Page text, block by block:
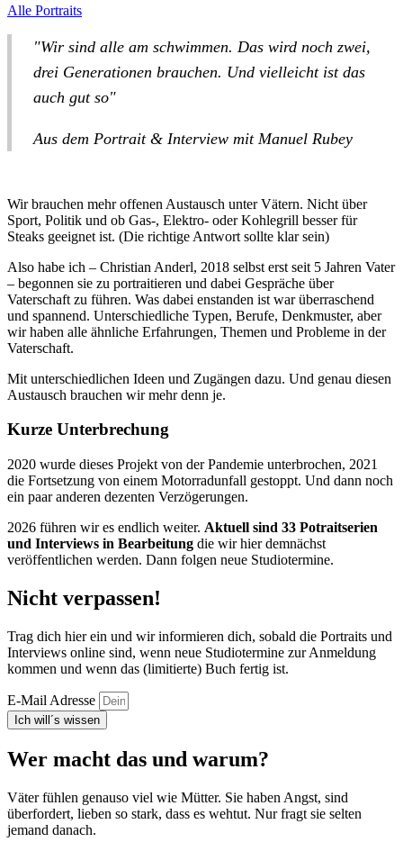
Alle Portraits
"Wir sind alle am schwimmen. Das wird noch zwei,
drei Generationen brauchen. Und vielleicht ist das
auch gut so"​
Aus dem Portrait & Interview mit Manuel Rubey​
Wir brauchen mehr offenen Austausch unter Vätern. Nicht über
Sport, Politik und ob Gas-, Elektro- oder Kohlegrill besser für
Steaks geeignet ist. (Die richtige Antwort sollte klar sein)
Also habe ich – Christian Anderl, 2018 selbst erst seit 5 Jahren Vater
– begonnen sie zu portraitieren und dabei Gespräche über
Vaterschaft zu führen. Was dabei enstanden ist war überraschend
und spannend. Unterschiedliche Typen, Berufe, Denkmuster, aber
wir haben alle ähnliche Erfahrungen, Themen und Probleme in der
Vaterschaft.
Mit unterschiedlichen Ideen und Zugängen dazu. Und genau diesen
Austausch brauchen wir mehr denn je.
Kurze Unterbrechung
2020 wurde dieses Projekt von der Pandemie unterbrochen, 2021
die Fortsetzung von einem Motorradunfall gestoppt. Und dann noch
ein paar anderen dezenten Verzögerungen.
2026 führen wir es endlich weiter. Aktuell sind 33 Potraitserien
und Interviews in Bearbeitung die wir hier demnächst
veröffentlichen werden. Dann folgen neue Studiotermine.
Nicht verpassen!
Trag dich hier ein und wir informieren dich, sobald die Portraits und
Interviews online sind, wenn neue Studiotermine zur Anmeldung
kommen und wenn das (limitierte) Buch fertig ist.
E-Mail Adresse
Ich will´s wissen
Wer macht das und warum?
Väter fühlen genauso viel wie Mütter. Sie haben Angst, sind
überfordert, lieben so stark, dass es wehtut. Nur fragt sie selten
jemand danach.